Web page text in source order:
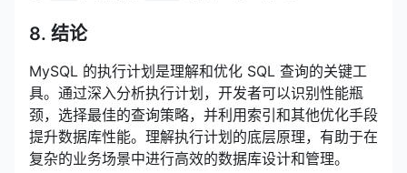
8. 结论
MySQL 的执行计划是理解和优化 SQL 查询的关键工
具。通过深入分析执行计划，开发者可以识别性能瓶
颈，选择最佳的查询策略，并利用索引和其他优化手段
提升数据库性能。理解执行计划的底层原理，有助于在
复杂的业务场景中进行高效的数据库设计和管理。